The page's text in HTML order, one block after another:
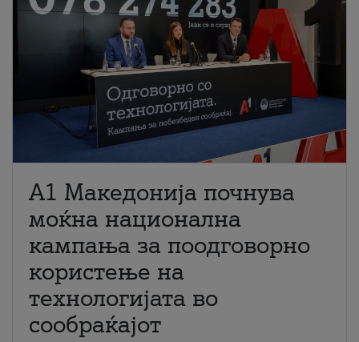
A1 Македонија почнува
моќна национална
кампања за поодговорно
користење на
технологијата во
сообраќајот